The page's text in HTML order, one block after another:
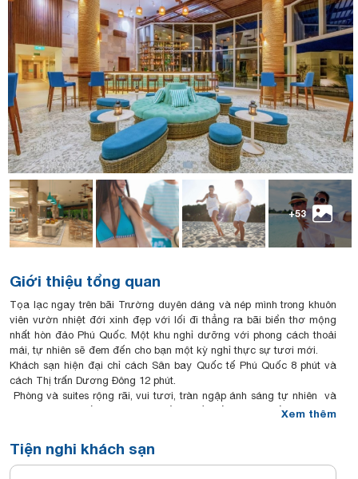
+53
Giới thiệu tổng quan
Tọa lạc ngay trên bãi Trường duyên dáng và nép mình trong khuôn
viên vườn nhiệt đới xinh đẹp với lối đi thẳng ra bãi biển thơ mộng
nhất hòn đảo Phú Quốc. Một khu nghỉ dưỡng với phong cách thoải
mái, tự nhiên sẽ đem đến cho bạn một kỳ nghỉ thực sự tươi mới.
Khách sạn hiện đại chỉ cách Sân bay Quốc tế Phú Quốc 8 phút và
cách Thị trấn Dương Đông 12 phút.
Phòng và suites rộng rãi, vui tươi, tràn ngập ánh sáng tự nhiên và
được trang bị tất cả những gì cần thiết để bạn có thể có một kỳ
toàn cảnh biển bao la.
The Kitchen: Nhà hàng phục vụ cả ngày với buffet và thực đơn gọi
món tuyệt hảo. Ola Beach Club: Nhà hàng hải sản phong cách Địa
Xem thêm
Tiện nghi khách sạn